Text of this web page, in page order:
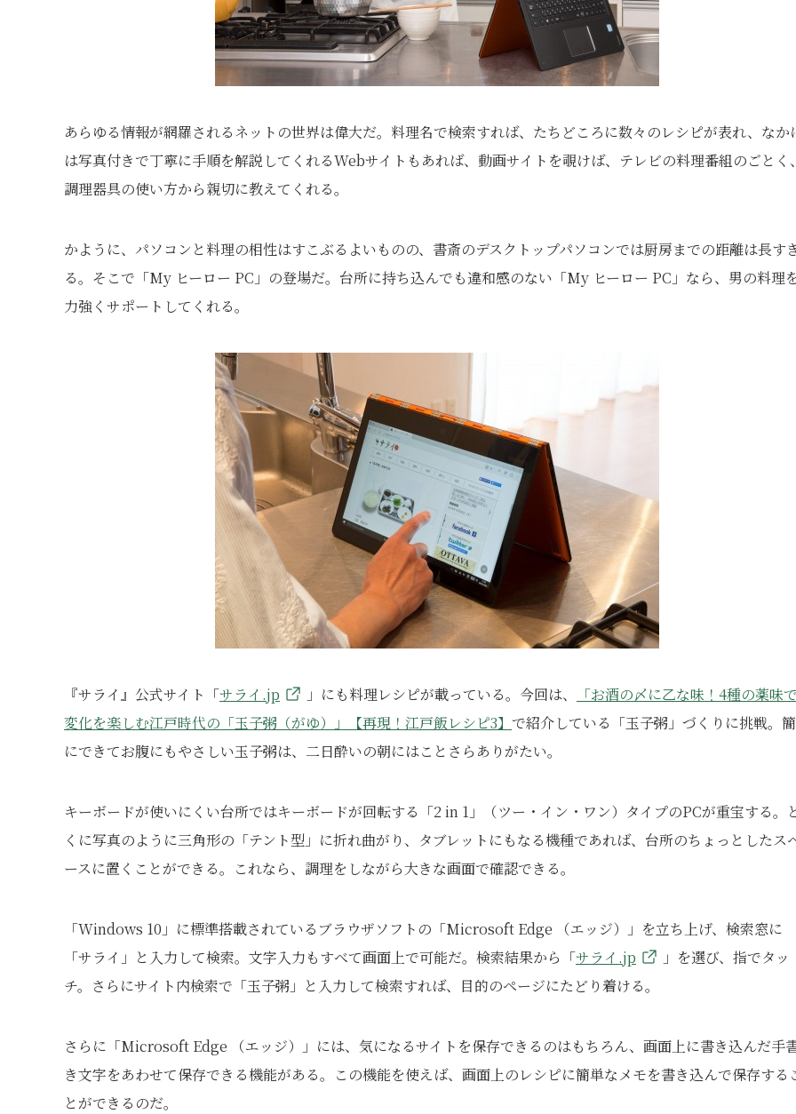
あらゆる情報が網羅されるネットの世界は偉大だ。料理名で検索すれば、たちどころに数々のレシピが表れ、なか
は写真付きで丁寧に手順を解説してくれるWebサイトもあれば、動画サイトを覗けば、テレビの料理番組のごとく
調理器具の使い方から親切に教えてくれる。
かように、パソコンと料理の相性はすこぶるよいものの、書斎のデスクトップパソコンでは厨房までの距離は長す
る。そこで「My ヒーロー PC」の登場だ。台所に持ち込んでも違和感のない「My ヒーロー PC」なら、男の料理
力強くサポートしてくれる。
『サライ』公式サイト「サライ.jp 」にも料理レシピが載っている。今回は、
「お酒の〆に乙な味！4種の薬味
変化を楽しむ江戸時代の「玉子粥（がゆ）」【再現！江戸飯レシピ3】 で紹介している「玉子粥」づくりに挑戦。
にできてお腹にもやさしい玉子粥は、二日酔いの朝にはことさらありがたい。
キーボードが使いにくい台所ではキーボードが回転する「2 in 1」（ツー・イン・ワン）タイプのPCが重宝する。
くに写真のように三角形の「テント型」に折れ曲がり、タブレットにもなる機種であれば、台所のちょっとしたス
ースに置くことができる。これなら、調理をしながら大きな画面で確認できる。
「Windows 10」に標準搭載されているブラウザソフトの「Microsoft Edge （エッジ）」を立ち上げ、検索窓に
「サライ」と入力して検索。文字入力もすべて画面上で可能だ。検索結果から「サライ.jp
」を選び、指でタッ
チ。さらにサイト内検索で「玉子粥」と入力して検索すれば、目的のページにたどり着ける。
さらに「Microsoft Edge （エッジ）」には、気になるサイトを保存できるのはもちろん、画面上に書き込んだ手
き文字をあわせて保存できる機能がある。この機能を使えば、画面上のレシピに簡単なメモを書き込んで保存する
とができるのだ。